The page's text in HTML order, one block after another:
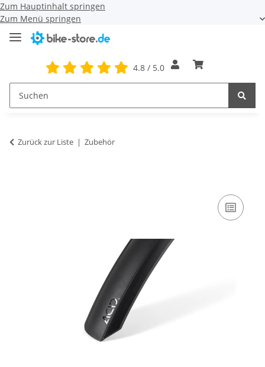
Zum Hauptinhalt springen
Zum Menü springen
4.8 / 5.0
Zurück zur Liste Zubehör